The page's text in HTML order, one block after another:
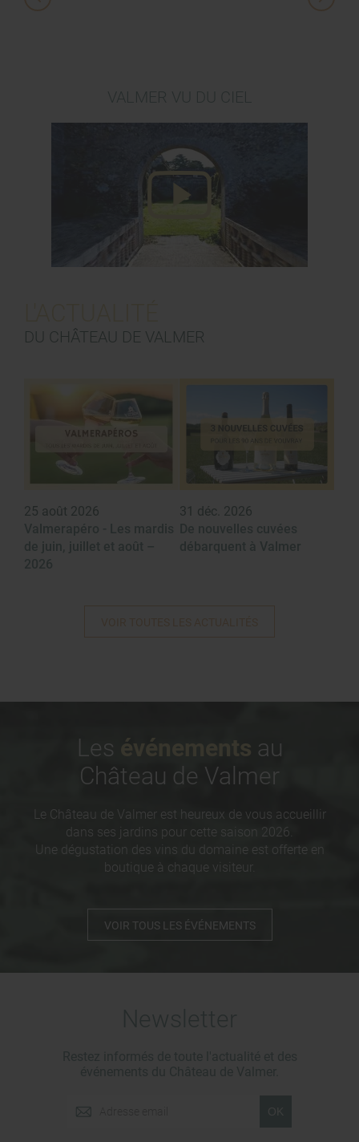
DU CHÂTEAU DE VALMER
25 août 2026
31 déc. 2026
Les événements au
Château de Valmer
Le Château de Valmer est heureux de vous accueillir
dans ses jardins pour cette saison 2026.
Une dégustation des vins du domaine est offerte en
boutique à chaque visiteur.
VOIR TOUS LES ÉVÉNEMENTS